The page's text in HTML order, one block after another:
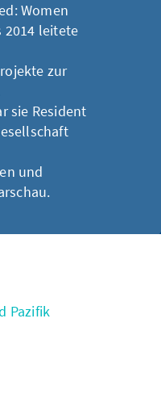
Women
2014 leitete
zur
sie Resident
und
Pazifik